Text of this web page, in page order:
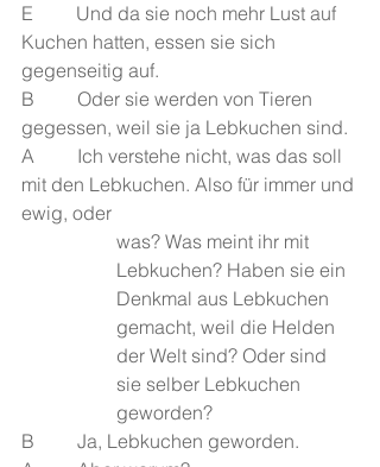
E         Und da sie noch mehr Lust auf
Kuchen hatten, essen sie sich
gegenseitig auf.
B         Oder sie werden von Tieren
gegessen, weil sie ja Lebkuchen sind.
A         Ich verstehe nicht, was das soll
mit den Lebkuchen. Also für immer und
ewig, oder
was? Was meint ihr mit
Lebkuchen? Haben sie ein
Denkmal aus Lebkuchen
gemacht, weil die Helden
der Welt sind? Oder sind
sie selber Lebkuchen
geworden?
B         Ja, Lebkuchen geworden.